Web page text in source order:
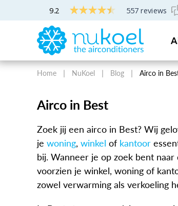
9.2 557 reviews
Gratis professioneel airco-advies
Home NuKoel Blog Airco in
Airco in Best
Zoek jij een airco in Best? Wij
je woning, winkel of kantoor
bij. Wanneer je op zoek bent
voorzien je winkel, woning of
zowel verwarming als verkoeling